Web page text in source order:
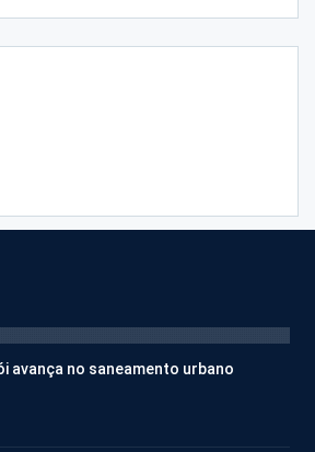
avança no saneamento urbano